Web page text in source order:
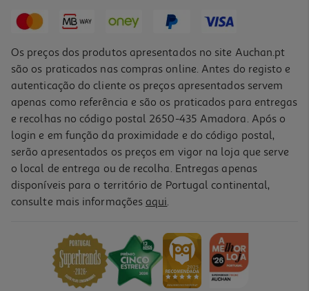
Grinalda Stitch Papel Happy Birthday
Os preços dos produtos apresentados no site Auchan.pt
são os praticados nas compras online. Antes do registo e
autenticação do cliente os preços apresentados servem
apenas como referência e são os praticados para entregas
e recolhas no código postal 2650-435 Amadora. Após o
login e em função da proximidade e do código postal,
serão apresentados os preços em vigor na loja que serve
o local de entrega ou de recolha. Entregas apenas
disponíveis para o território de Portugal continental,
consulte mais informações aqui.